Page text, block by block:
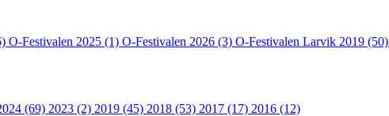
O-Festivalen 2025 (1) O-Festivalen 2026 (3) O-Festivalen Larvik 2019 (50)
(69) 2023 (2) 2019 (45) 2018 (53) 2017 (17) 2016 (12)